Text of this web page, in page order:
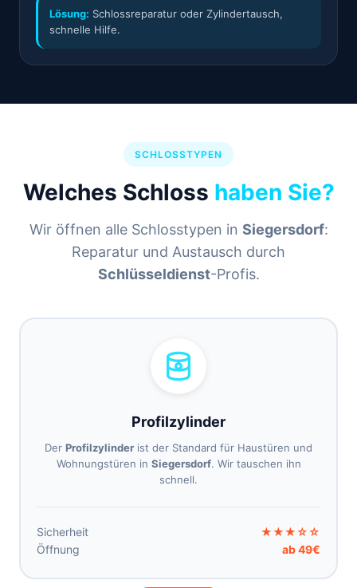
Lösung: Schlossreparatur oder Zylindertausch,
schnelle Hilfe.
SCHLOSSTYPEN
Welches Schloss haben Sie?
Wir öffnen alle Schlosstypen in Siegersdorf:
Reparatur und Austausch durch
Schlüsseldienst-Profis.
Profilzylinder
Der Profilzylinder ist der Standard für Haustüren und
Wohnungstüren in Siegersdorf. Wir tauschen ihn
schnell.
Sicherheit
★★★☆☆
Öffnung
ab 49€